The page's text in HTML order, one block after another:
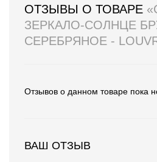
ОТЗЫВЫ О ТОВАРЕ
ЗЕРКАЛО-СОЛНЦЕ
СЕРЕБРЯНОЕ -
Отзывов о данном товаре пока
ВАШ ОТЗЫВ